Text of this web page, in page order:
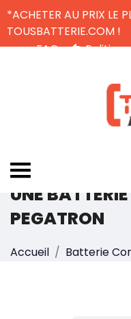
*ACHETER AU PRIX LE
TOUSBATTERIE.COM !
FAQ
UNE
PEGATRON
Accueil Batterie